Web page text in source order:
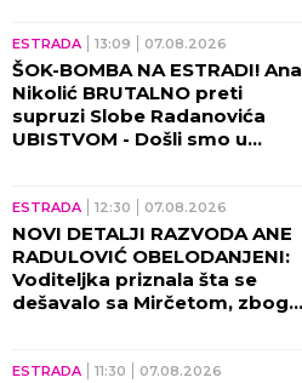
ESTRADA 13:09 07.08.2026
ŠOK-BOMBA NA ESTRADI! Ana
Nikolić BRUTALNO preti
supruzi Slobe Radanovića
UBISTVOM - Došli smo u
ESTRADA 12:30 07.08.2026
NOVI DETALJI RAZVODA ANE
RADULOVIĆ OBELODANJENI:
Voditeljka priznala šta se
dešavalo sa Mirčetom, zbog
ESTRADA 11:30 07.08.2026